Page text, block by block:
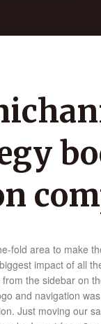
fold area to make
impact of all
the sidebar on
and navigation
Just moving our